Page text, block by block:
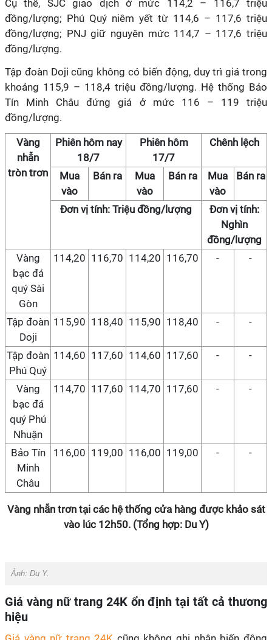
Cụ thể, SJC giao dịch ở mức 114,2 – 116,7 triệu
đồng/lượng; Phú Quý niêm yết từ 114,6 – 117,6 triệu
đồng/lượng; PNJ giữ nguyên mức 114,7 – 117,6 triệu
đồng/lượng.
Tập đoàn Doji cũng không có biến động, duy trì giá trong
khoảng 115,9 – 118,4 triệu đồng/lượng. Hệ thống Bảo
Tín Minh Châu đứng giá ở mức 116 – 119 triệu
đồng/lượng.
Vàng
nhẫn
tròn trơn
Phiên hôm nay
18/7
Phiên hôm
17/7
Chênh lệch
Mua
vào
Bán ra
Mua
vào
Bán ra
Mua
vào
Bán ra
Đơn vị tính: Triệu đồng/lượng
Đơn vị tính:
Nghìn
đồng/lượng
Vàng
bạc đá
quý Sài
Gòn
114,20 116,70 114,20 116,70 - -
Tập đoàn
Doji
115,90 118,40 115,90 118,40 - -
Tập đoàn
Phú Quý
114,60 117,60 114,60 117,60 - -
Vàng
bạc đá
quý Phú
Nhuận
114,70 117,60 114,70 117,60 - -
Bảo Tín
Minh
Châu
116,00 119,00 116,00 119,00 - -
Vàng nhẫn trơn tại các hệ thống cửa hàng được khảo sát
vào lúc 12h50. (Tổng hợp: Du Y)
Ảnh: Du Y.
Giá vàng nữ trang 24K ổn định tại tất cả thương
hiệu